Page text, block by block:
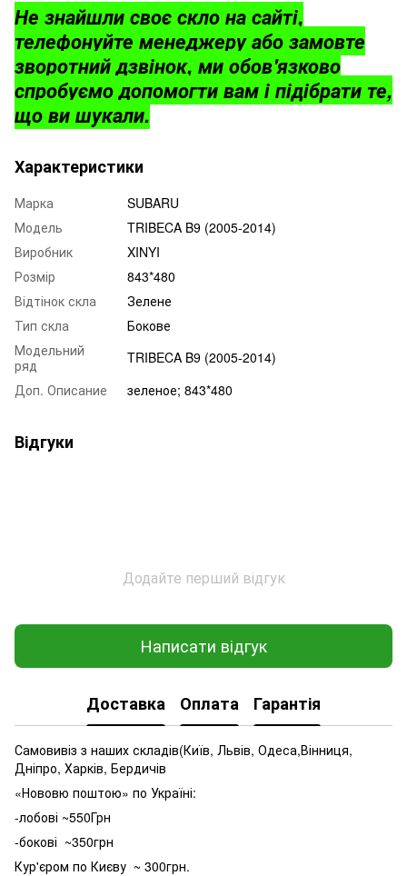
Не знайшли своє скло на сайті,
телефонуйте менеджеру або замовте
зворотний дзвінок, ми обов'язково
спробуємо допомогти вам і підібрати те,
що ви шукали.
Характеристики
Марка
SUBARU
Модель
TRIBECA B9 (2005-2014)
Виробник
XINYI
Розмір
843*480
Відтінок скла
Зелене
Тип скла
Бокове
Модельний
ряд
TRIBECA B9 (2005-2014)
Доп. Описание
зеленое; 843*480
Відгуки
Додайте перший відгук
Написати відгук
Доставка Оплата Гарантія
Самовивіз з наших складів(Київ, Львів, Одеса,Вінниця,
Дніпро, Харків, Бердичів
«Нововю поштою» по Україні:
-лобові ~550Грн
-бокові ~350грн
Кур'єром по Києву ~ 300грн.